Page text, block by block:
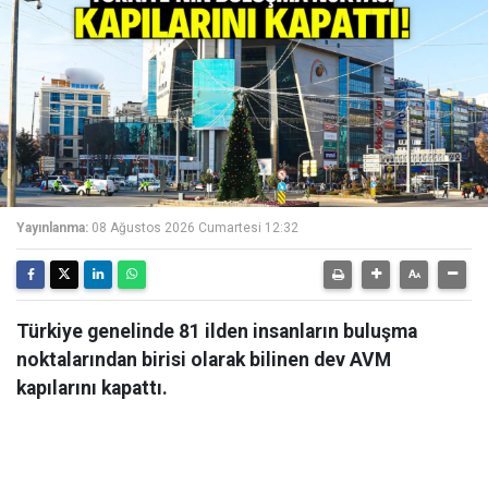
Yayınlanma: 08 Ağustos 2026 Cumartesi 12:32
Türkiye genelinde 81 ilden insanların buluşma
noktalarından birisi olarak bilinen dev AVM
kapılarını kapattı.